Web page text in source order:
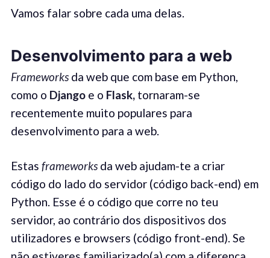
Vamos falar sobre cada uma delas.
Desenvolvimento para a web
Frameworks da web que com base em Python,
como o Djangoe o Flask,tornaram-se
recentemente muito populares para
desenvolvimento para a web.
Estas frameworks da web ajudam-te a criar
código do lado do servidor (código back-end) em
Python. Esse é o código que corre no teu
servidor, ao contrário dos dispositivos dos
utilizadores e browsers (código front-end). Se